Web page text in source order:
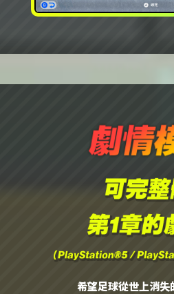
希望足球從世上消